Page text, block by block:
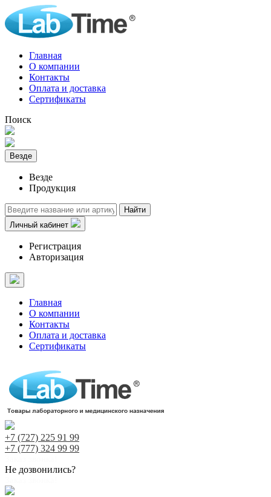
Главная
О компании
Контакты
Оплата и доставка
Сертификаты
Поиск
Везде
Везде
Продукция
Найти
Личный кабинет
Регистрация
Авторизация
Главная
О компании
Контакты
Оплата и доставка
Сертификаты
+7 (727) 225 91 99
+7 (777) 324 99 99
Не дозвонились?